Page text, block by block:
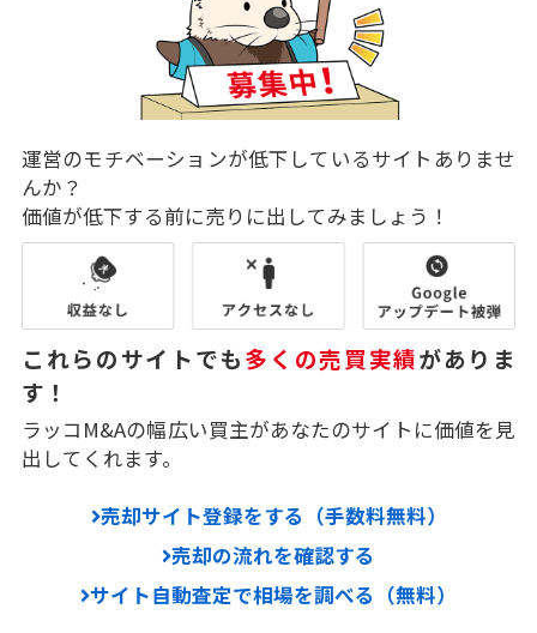
運営のモチベーションが低下しているサイトありませ
んか？
価値が低下する前に売りに出してみましょう！
これらのサイトでも多くの売買実績がありま
す！
ラッコM&Aの幅広い買主があなたのサイトに価値を見
出してくれます。
売却サイト登録をする（手数料無料）
売却の流れを確認する
サイト自動査定で相場を調べる（無料）